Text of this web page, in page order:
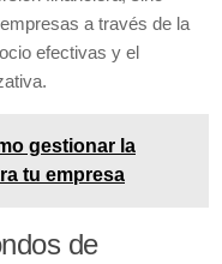
a través de la
efectivas y el
gestionar la
tu empresa
de